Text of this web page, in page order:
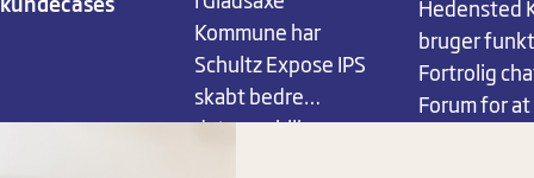
borgere i
IPS-forløb
hurtigere i
Kommune har
Schultz Expose IPS
skabt bedre
dataoverblik og
Hedensted
bruger
Fortrolig
Forum for